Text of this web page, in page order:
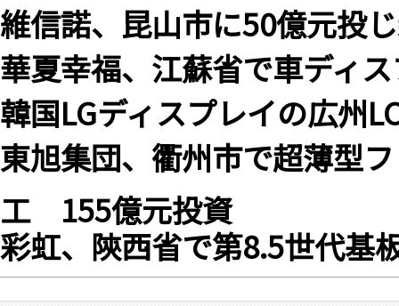
維信諾、昆山市に50億元投
華夏幸福、江蘇省で車ディ
韓国LGディスプレイの広州
東旭集団、衢州市で超薄型
工 155億元投資
彩虹、陝西省で第8.5世代基